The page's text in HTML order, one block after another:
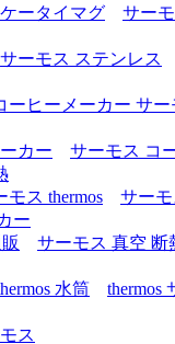
ータイマグ
サー
サーモス ステンレス
ーヒーメーカー サー
カー
サーモス コ
モス thermos
サー
ー
サーモス 真空 断
水筒
thermos
ス